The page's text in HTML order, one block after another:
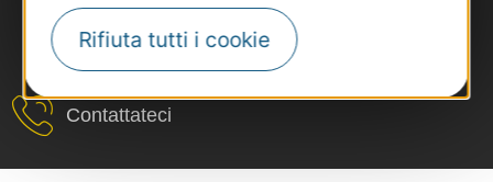
Rifiuta tutti i cookie
#VoyageOccitanie
Contattateci